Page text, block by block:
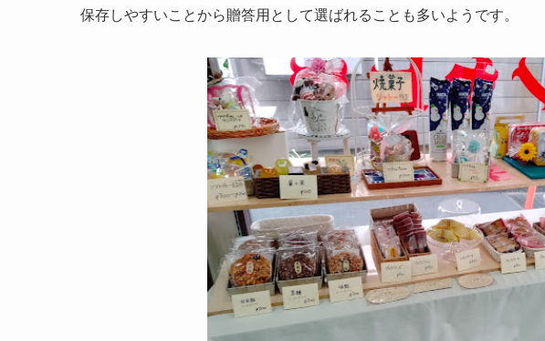
保存しやすいことから贈答用として選ばれることも多いようです。